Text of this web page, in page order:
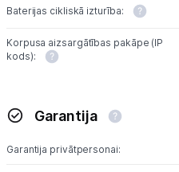
Baterijas cikliskā izturība:
Korpusa aizsargātības pakāpe (IP
kods):
Garantija
Garantija privātpersonai: